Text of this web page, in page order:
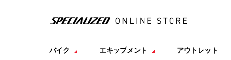
バイク エキップメント アウトレット